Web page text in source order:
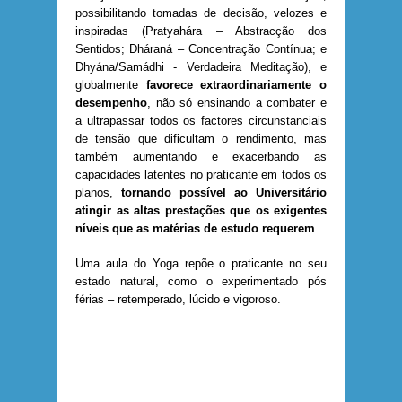
possibilitando tomadas de decisão, velozes e
inspiradas (Pratyahára – Abstracção dos
Sentidos; Dháraná – Concentração Contínua; e
Dhyána/Samádhi - Verdadeira Meditação), e
globalmente favorece extraordinariamente o
desempenho , não só ensinando a combater e
a ultrapassar todos os factores circunstanciais
de tensão que dificultam o rendimento, mas
também aumentando e exacerbando as
capacidades latentes no praticante em todos os
planos, tornando possível ao Universitário
atingir as altas prestações que os exigentes
níveis que as matérias de estudo requerem
Uma aula do Yoga repõe o praticante no seu
estado natural, como o experimentado pós
férias – retemperado, lúcido e vigoroso.